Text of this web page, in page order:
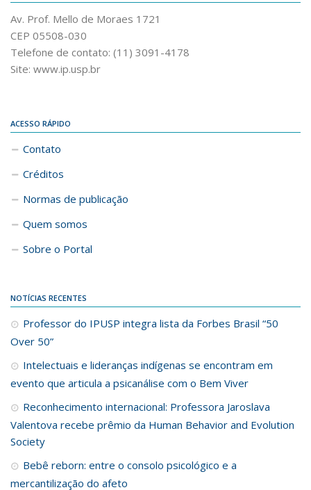
Av. Prof. Mello de Moraes 1721
CEP 05508-030
Telefone de contato: (11) 3091-4178
Site: www.ip.usp.br
ACESSO RÁPIDO
Contato
Créditos
Normas de publicação
Quem somos
Sobre o Portal
NOTÍCIAS RECENTES
Professor do IPUSP integra lista da Forbes Brasil “50
Over 50”
Intelectuais e lideranças indígenas se encontram em
evento que articula a psicanálise com o Bem Viver
Reconhecimento internacional: Professora Jaroslava
Valentova recebe prêmio da Human Behavior and Evolution
Society
Bebê reborn: entre o consolo psicológico e a
mercantilização do afeto